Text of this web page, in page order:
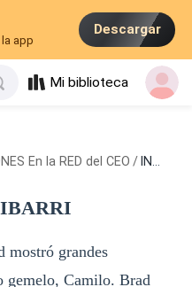
app
Descargar
Mi biblioteca
En la RED del CEO / INICIO - BRAD ULIBARRI
mostró grandes
gemelo, Camilo. Brad